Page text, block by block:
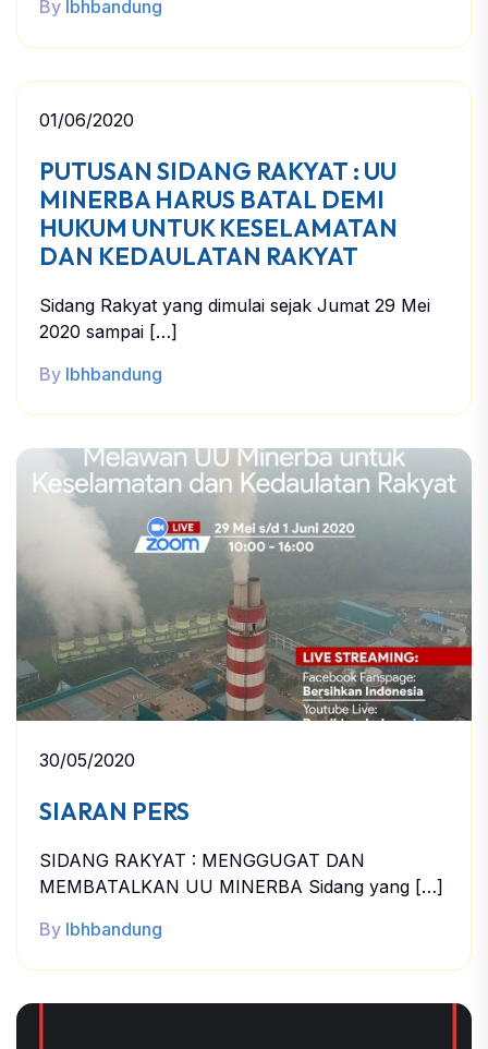
By lbhbandung
01/06/2020
PUTUSAN SIDANG RAKYAT : UU
MINERBA HARUS BATAL DEMI
HUKUM UNTUK KESELAMATAN
DAN KEDAULATAN RAKYAT
Sidang Rakyat yang dimulai sejak Jumat 29 Mei
2020 sampai […]
By lbhbandung
30/05/2020
SIARAN PERS
SIDANG RAKYAT : MENGGUGAT DAN
MEMBATALKAN UU MINERBA Sidang yang […]
By lbhbandung